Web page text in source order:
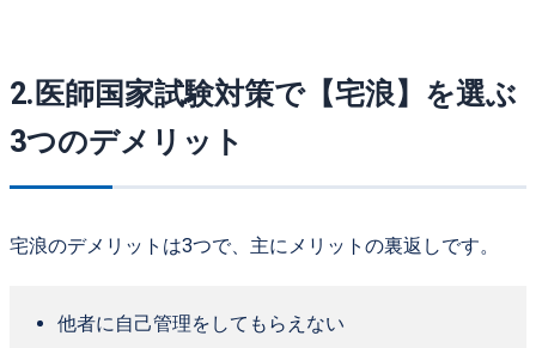
2.医師国家試験対策で【宅浪】を選ぶ
3つのデメリット
宅浪のデメリットは3つで、主にメリットの裏返しです。
他者に自己管理をしてもらえない